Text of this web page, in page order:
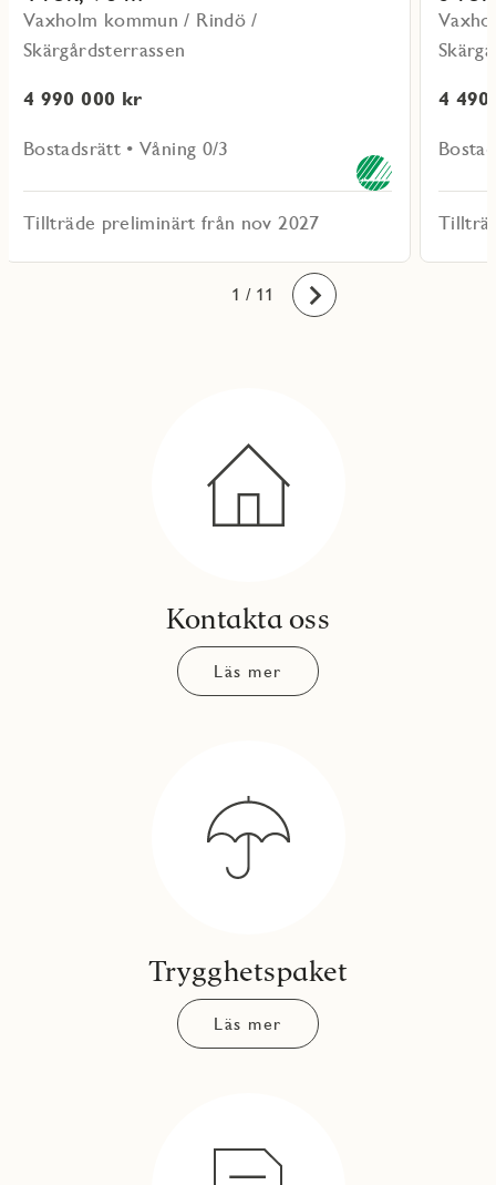
Vaxholm kommun / Rindö /
Skärgårdsterrassen
4 990 000 kr
Bostadsrätt • Våning 0/3
Tillträde preliminärt från nov 2027
4
1
2
3
4
5
6
7
8
9
10
11 / 11 Framåt
Kontakta oss
Läs mer
Trygghetspaket
Läs mer